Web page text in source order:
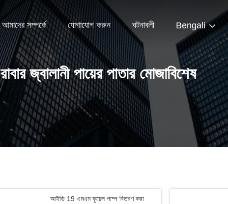
আমাদের সম্পর্কে যোগাযোগ করুন ঘটনাবলী Bengali
রাবার জ্বালানী পায়ের পাতার মোজাবিশেষ
আইডি 19 এমএম ফুয়েল পাম্প বিতরণ করা